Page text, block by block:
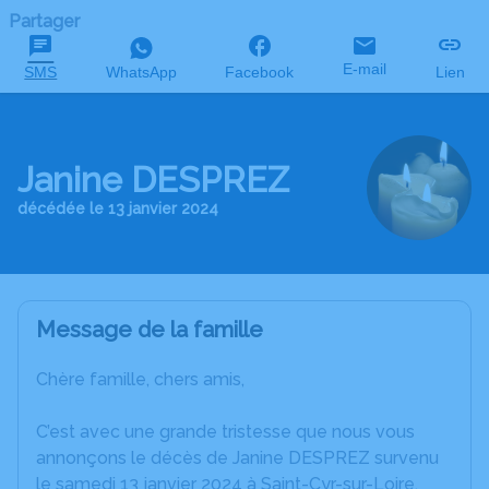
Partager
SMS WhatsApp Facebook E-mail Lien
Janine DESPREZ
décédée le 13 janvier 2024
Message de la famille
Chère famille, chers amis,
C’est avec une grande tristesse que nous vous
annonçons le décès de Janine DESPREZ survenu
le samedi 13 janvier 2024 à Saint-Cyr-sur-Loire.